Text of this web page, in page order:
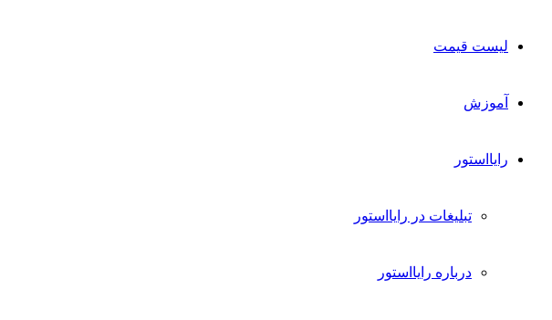
لیست قیمت
آموزش
رایااستور
تبلیغات در رایااستور
درباره رایااستور